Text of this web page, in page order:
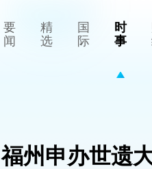
要
闻
精
选
国
际
时
事
福州申办世遗